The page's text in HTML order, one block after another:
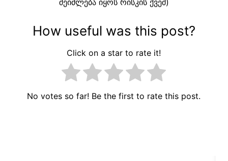
How useful was this post?
Click on a star to rate it!
No votes so far! Be the first to rate this post.